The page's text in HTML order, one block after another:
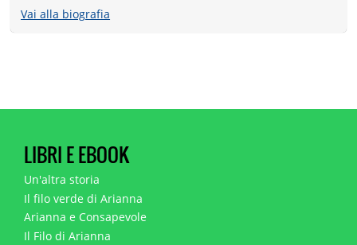
Vai alla biografia
LIBRI E EBOOK
Un'altra storia
Il filo verde di Arianna
Arianna e Consapevole
Il Filo di Arianna